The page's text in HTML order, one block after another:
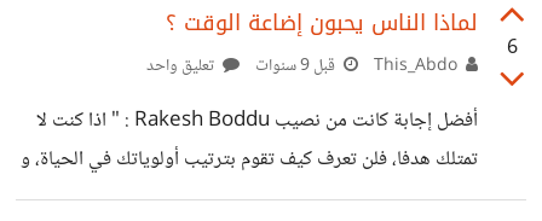
6
لماذا الناس يحبون إضاعة الوقت ؟
قبل 9 سنوات تعليق واحد
أفضل إجابة كانت من نصيب Rakesh Boddu : " اذا كنت لا
تمتلك هدفا، فلن تعرف كيف تقوم بترتيب أولوياتك في الحياة، و
ستجد نفسك تضيع وقتك الثمين على مدار حياتك. دعنا نتحدث